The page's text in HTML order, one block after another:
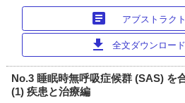
article アブストラク
download 全文ダウンロー
No.3 睡眠時無呼吸症候群 (SAS) を
(1) 疾患と治療編